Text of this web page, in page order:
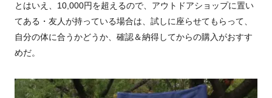
とはいえ、10,000円を超えるので、アウトドアショップに置い
てある・友人が持っている場合は、試しに座らせてもらって、
自分の体に合うかどうか、確認＆納得してからの購入がおすす
めだ。